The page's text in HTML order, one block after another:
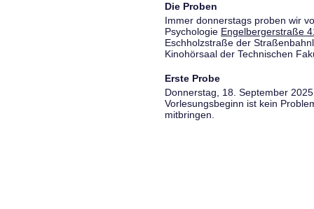
Die Proben
Immer donnerstags proben wir
Psychologie Engelbergerstraße
Eschholzstraße der
Kinohörsaal der Technischen
Erste Probe
Donnerstag, 18. September
Vorlesungsbeginn ist kein
mitbringen.